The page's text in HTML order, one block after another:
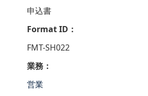
申込書
Format ID：
FMT-SH022
業務：
営業